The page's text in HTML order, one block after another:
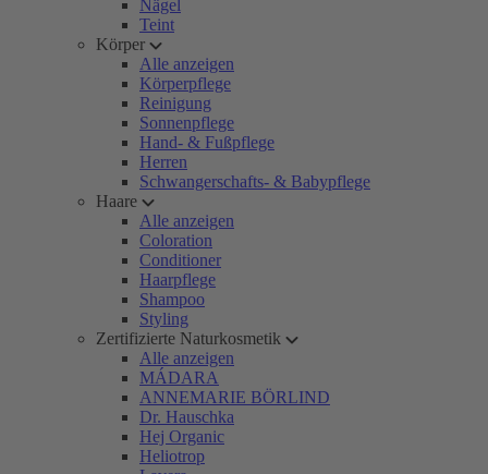
Nägel
Teint
Körper
Alle anzeigen
Körperpflege
Reinigung
Sonnenpflege
Hand- & Fußpflege
Herren
Schwangerschafts- & Babypflege
Haare
Alle anzeigen
Coloration
Conditioner
Haarpflege
Shampoo
Styling
Zertifizierte Naturkosmetik
Alle anzeigen
MÁDARA
ANNEMARIE BÖRLIND
Dr. Hauschka
Hej Organic
Heliotrop